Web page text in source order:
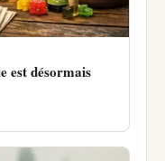
est désormais